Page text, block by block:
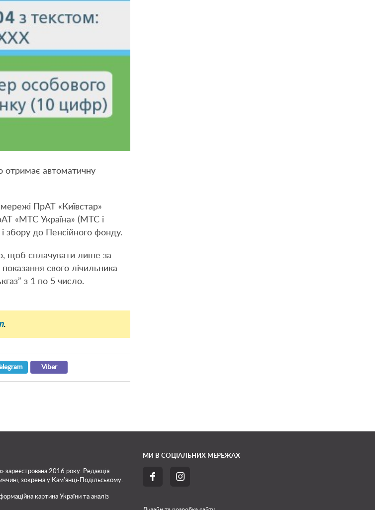
отримає автоматичну
ПрАТ «Київстар»
«МТС Україна» (МТС і
збору до Пенсійного фонду.
щоб сплачувати лише за
свого лічильника
з 1 по 5 число.
.
Viber
зареєстрована 2016 року. Редакція
зокрема у Кам'янці-Подільському.
картина України та аналіз
МИ В СОЦІАЛЬНИХ МЕРЕЖАХ
 